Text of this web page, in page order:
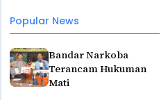
Popular News
Bandar Narkoba
Terancam Hukuman
Mati